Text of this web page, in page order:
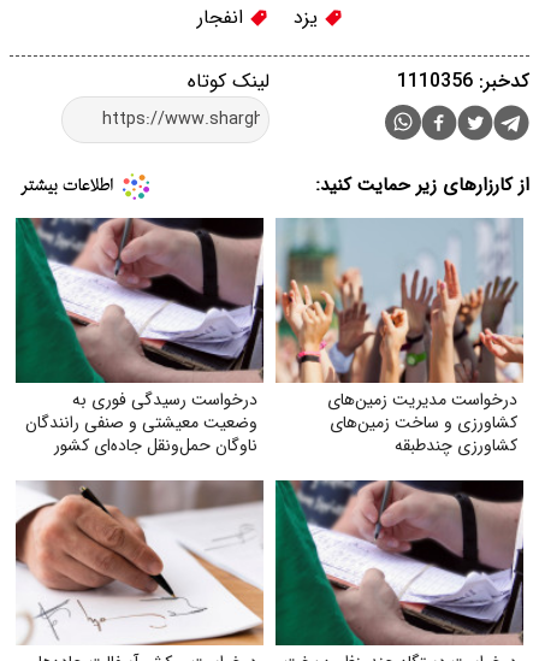
یزد انفجار
لینک کوتاه کدخبر: 1110356
از کارزارهای زیر حمایت کنید:
درخواست مدیریت زمین‌های
کشاورزی و ساخت زمین‌های
کشاورزی چندطبقه
درخواست رسیدگی فوری به
وضعیت معیشتی و صنفی رانندگان
ناوگان حمل‌ونقل جاده‌ای کشور